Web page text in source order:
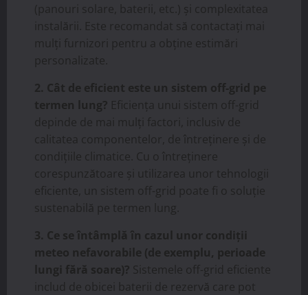
(panouri solare, baterii, etc.) și complexitatea
instalării. Este recomandat să contactați mai
mulți furnizori pentru a obține estimări
personalizate.
2. Cât de eficient este un sistem off-grid pe
termen lung? Eficiența unui sistem off-grid
depinde de mai mulți factori, inclusiv de
calitatea componentelor, de întreținere și de
condițiile climatice. Cu o întreținere
corespunzătoare și utilizarea unor tehnologii
eficiente, un sistem off-grid poate fi o soluție
sustenabilă pe termen lung.
3. Ce se întâmplă în cazul unor condiții
meteo nefavorabile (de exemplu, perioade
lungi fără soare)? Sistemele off-grid eficiente
includ de obicei baterii de rezervă care pot